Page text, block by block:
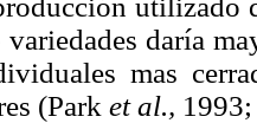
daría
mas
(Park et al.,